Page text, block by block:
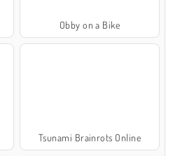
Obby on a Bike
Tsunami Brainrots Online